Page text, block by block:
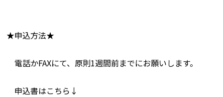
★申込方法★
電話かFAXにて、原則1週間前までにお願いします。
申込書はこちら↓